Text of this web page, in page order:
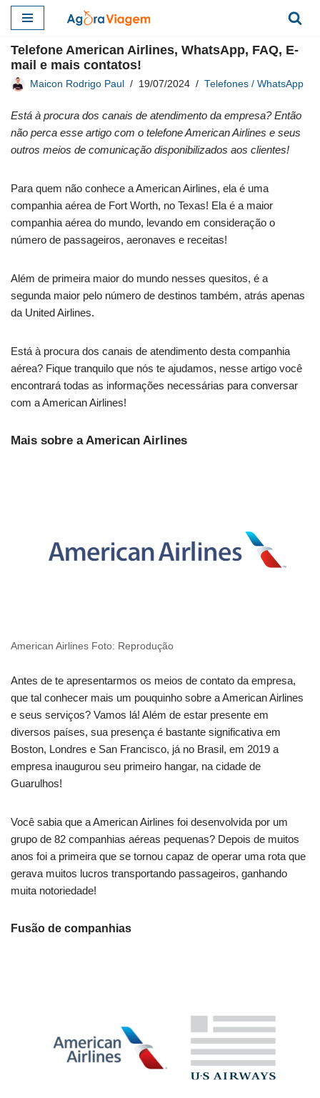
para
o
conteúdo
Telefone American Airlines, WhatsApp, FAQ, E-
mail e mais contatos!
Maicon Rodrigo Paul 19/07/2024 Telefones / WhatsApp
Está à procura dos canais de atendimento da empresa? Então
não perca esse artigo com o telefone American Airlines e seus
outros meios de comunicação disponibilizados aos clientes!
Para quem não conhece a American Airlines, ela é uma
companhia aérea de Fort Worth, no Texas! Ela é a maior
companhia aérea do mundo, levando em consideração o
número de passageiros, aeronaves e receitas!
Além de primeira maior do mundo nesses quesitos, é a
segunda maior pelo número de destinos também, atrás apenas
da United Airlines.
Está à procura dos canais de atendimento desta companhia
aérea? Fique tranquilo que nós te ajudamos, nesse artigo você
encontrará todas as informações necessárias para conversar
com a American Airlines!
Mais sobre a American Airlines
American Airlines Foto: Reprodução
Antes de te apresentarmos os meios de contato da empresa,
que tal conhecer mais um pouquinho sobre a American Airlines
e seus serviços? Vamos lá! Além de estar presente em
diversos países, sua presença é bastante significativa em
Boston, Londres e San Francisco, já no Brasil, em 2019 a
empresa inaugurou seu primeiro hangar, na cidade de
Guarulhos!
Você sabia que a American Airlines foi desenvolvida por um
grupo de 82 companhias aéreas pequenas? Depois de muitos
anos foi a primeira que se tornou capaz de operar uma rota que
gerava muitos lucros transportando passageiros, ganhando
muita notoriedade!
Fusão de companhias